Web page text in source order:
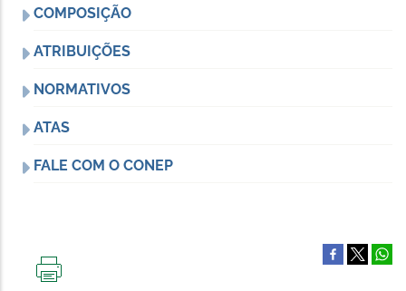
COMPOSIÇÃO
ATRIBUIÇÕES
NORMATIVOS
ATAS
FALE COM O CONEP